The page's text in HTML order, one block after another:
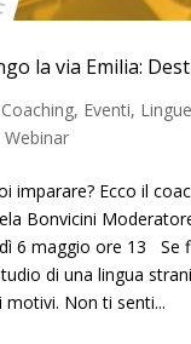
la via Emilia:
Coaching, Eventi,
Webinar
imparare? Ecco il
Bonvicini
6 maggio ore 13 Se
di una lingua
motivi. Non ti senti...